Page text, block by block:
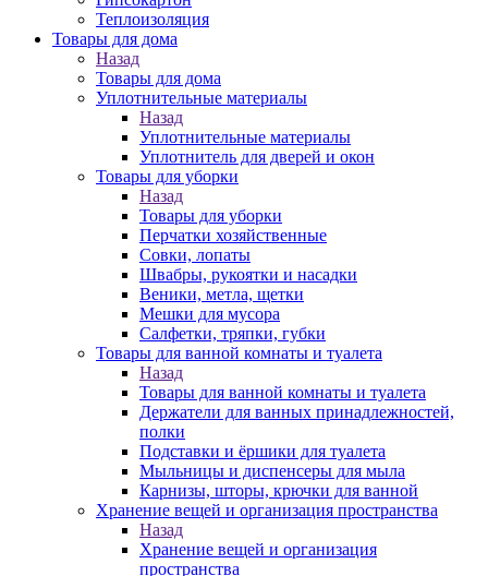
Теплоизоляция
Товары для дома
Назад
Товары для дома
Уплотнительные материалы
Назад
Уплотнительные материалы
Уплотнитель для дверей и окон
Товары для уборки
Назад
Товары для уборки
Перчатки хозяйственные
Совки, лопаты
Швабры, рукоятки и насадки
Веники, метла, щетки
Мешки для мусора
Салфетки, тряпки, губки
Товары для ванной комнаты и туалета
Назад
Товары для ванной комнаты и туалета
Держатели для ванных принадлежностей,
полки
Подставки и ёршики для туалета
Мыльницы и диспенсеры для мыла
Карнизы, шторы, крючки для ванной
Хранение вещей и организация пространства
Назад
Хранение вещей и организация
пространства